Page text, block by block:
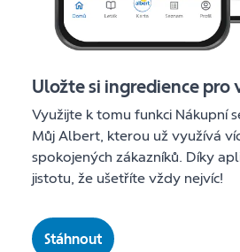
Uložte si ingredience pro
Využijte k tomu funkci Nákupní
Můj Albert, kterou už využívá
spokojených zákazníků. Díky
jistotu, že ušetříte vždy nejvíc!
Stáhnout